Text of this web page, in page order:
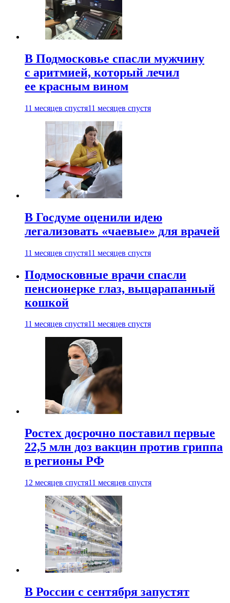
В Подмосковье спасли мужчину
с аритмией, который лечил
ее красным вином
11 месяцев спустя11 месяцев спустя
В Госдуме оценили идею
легализовать «чаевые» для врачей
11 месяцев спустя11 месяцев спустя
Подмосковные врачи спасли
пенсионерке глаз, выцарапанный
кошкой
11 месяцев спустя11 месяцев спустя
Ростех досрочно поставил первые
22,5 млн доз вакцин против гриппа
в регионы РФ
12 месяцев спустя11 месяцев спустя
В России с сентября запустят